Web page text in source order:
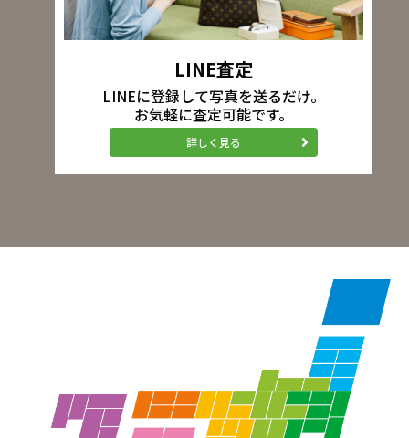
LINE査定
LINEに登録して写真を送るだけ。
お気軽に査定可能です。
詳しく見る